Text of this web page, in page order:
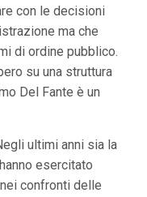
con le decisioni
ma che
di ordine pubblico.
su una struttura
Del Fante è un
ultimi anni sia la
esercitato
confronti delle